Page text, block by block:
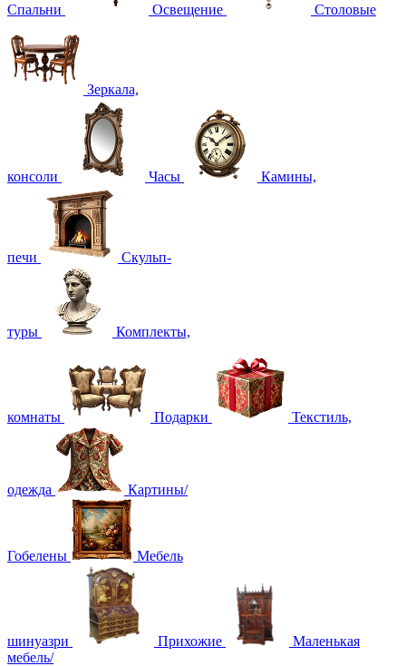
Спальни Освещение Столовые
Зеркала,
консоли Часы Камины,
печи Скульп-
туры Комплекты,
комнаты Подарки Текстиль,
одежда Картины/
Гобелены Мебель
шинуазри Прихожие
Маленькая
мебель/